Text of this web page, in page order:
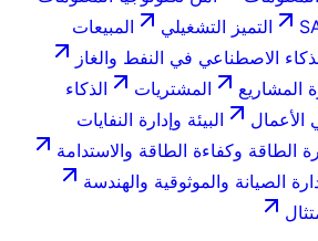
التميز التشغيلي
المبيعات
الاصطناعي في النفط والغاز
المشاريع المشتريات
الذكاء
الأعمال
البيئة وإدارة النفايات
الطاقة وكفاءة الطاقة والاستدامة
الصيانة والموثوقية والهندسة